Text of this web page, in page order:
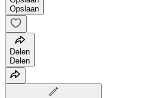
Opslaan
Delen
Delen